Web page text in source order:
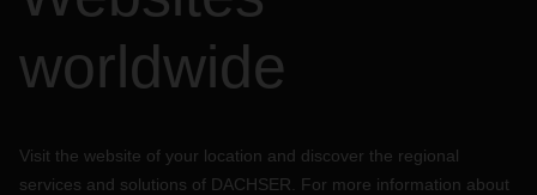
worldwide
Visit the website of your location and discover the regional
services and solutions of DACHSER. For more information about